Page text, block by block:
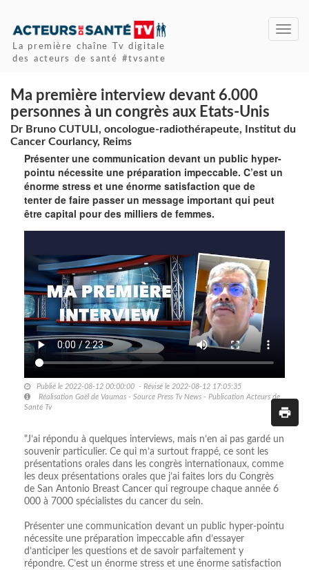
La première chaîne Tv digitale
des acteurs de santé #tvsante
Ma première interview devant 6.000
personnes à un congrès aux Etats-Unis
Dr Bruno CUTULI, oncologue-radiothérapeute, Institut du
Cancer Courlancy, Reims
Présenter une communication devant un public hyper-
pointu nécessite une préparation impeccable. C’est un
énorme stress et une énorme satisfaction que de
tenter de faire passer un message important qui peut
être capital pour des milliers de femmes.
Publié le 2022-08-12 00:00:00 - Révisé le 2022-08-12 17:05:35
Réalisation Gaël de Vaumas - Source Press Tv News - Publication Acteurs de
Santé Tv
"J’ai répondu à quelques interviews, mais n’en ai pas gardé un
souvenir particulier. Ce qui m’a surtout frappé, ce sont les
présentations orales dans les congrès internationaux, comme
les deux présentations orales que j’ai faites lors du Congrès
de San Antonio Breast Cancer qui regroupe chaque année 6
000 à 7000 spécialistes du cancer du sein.
Présenter une communication devant un public hyper-pointu
nécessite une préparation impeccable afin d’essayer
d’anticiper les questions et de savoir parfaitement y
répondre. C’est un énorme stress et une énorme satisfaction